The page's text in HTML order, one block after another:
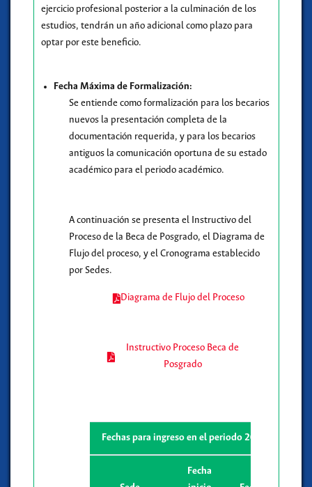
ejercicio profesional posterior a la culminación de los
estudios, tendrán un año adicional como plazo para
optar por este beneficio.
Fecha Máxima de Formalización:
Se entiende como formalización para los becarios
nuevos la presentación completa de la
documentación requerida, y para los becarios
antiguos la comunicación oportuna de su estado
académico para el periodo académico.
A continuación se presenta el Instructivo del
Proceso de la Beca de Posgrado, el Diagrama de
Flujo del proceso, y el Cronograma establecido
por Sedes.
Diagrama de Flujo del Proceso
Instructivo Proceso Beca de
Posgrado
Fechas para ingreso en el periodo 2026-2
Fecha